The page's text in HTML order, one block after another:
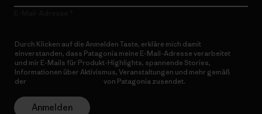
Durch Klicken auf die Anmelden Taste, erkläre mich damit
einverstanden, dass Patagonia meine E-Mail-Adresse verarbeitet
und mir E-Mails für Produkt-Highlights, spannende Stories,
Informationen über Aktivismus, Veranstaltungen und mehr gemäß
der
von Patagonia zusendet.
Anmelden